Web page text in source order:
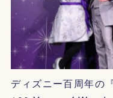
ディズニー百周年の